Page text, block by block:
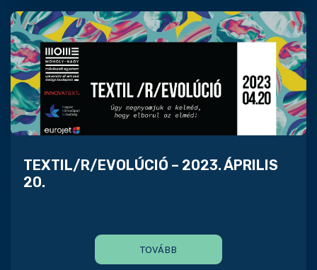
TEXTIL/R/EVOLÚCIÓ – 2023. ÁPRILIS
20.
TOVÁBB